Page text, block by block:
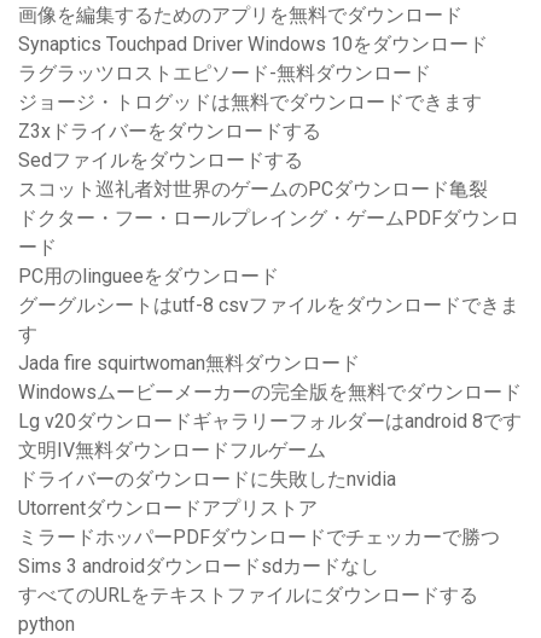
画像を編集するためのアプリを無料でダウンロード
Synaptics Touchpad Driver Windows 10をダウンロード
ラグラッツロストエピソード-無料ダウンロード
ジョージ・トログッドは無料でダウンロードできます
Z3xドライバーをダウンロードする
Sedファイルをダウンロードする
スコット巡礼者対世界のゲームのPCダウンロード亀裂
ドクター・フー・ロールプレイング・ゲームPDFダウンロ
ード
PC用のlingueeをダウンロード
グーグルシートはutf-8 csvファイルをダウンロードできま
す
Jada fire squirtwoman無料ダウンロード
Windowsムービーメーカーの完全版を無料でダウンロード
Lg v20ダウンロードギャラリーフォルダーはandroid 8です
文明IV無料ダウンロードフルゲーム
ドライバーのダウンロードに失敗したnvidia
Utorrentダウンロードアプリストア
ミラードホッパーPDFダウンロードでチェッカーで勝つ
Sims 3 androidダウンロードsdカードなし
すべてのURLをテキストファイルにダウンロードする
python